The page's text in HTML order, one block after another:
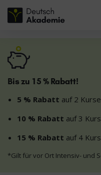
Bis zu 15 % Rabatt!
5 % Rabatt auf 2
10 % Rabatt auf 3
15 % Rabatt auf 4
*Gilt für vor Ort Intensiv- und